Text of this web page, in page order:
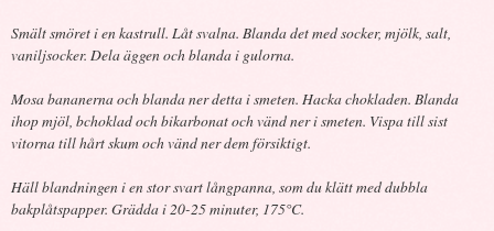
Smält smöret i en kastrull. Låt svalna. Blanda det med socker, mjölk, salt,
vaniljsocker. Dela äggen och blanda i gulorna.
Mosa bananerna och blanda ner detta i smeten. Hacka chokladen. Blanda
ihop mjöl, bchoklad och bikarbonat och vänd ner i smeten. Vispa till sist
vitorna till hårt skum och vänd ner dem försiktigt.
Häll blandningen i en stor svart långpanna, som du klätt med dubbla
bakplåtspapper. Grädda i 20-25 minuter, 175°C.